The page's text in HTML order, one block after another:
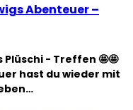
Abenteuer –
Plüschi - Treffen 🤩🤩
hast du wieder mit